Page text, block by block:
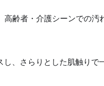
齢者・介護シーンでの
、さらりとした肌触りで